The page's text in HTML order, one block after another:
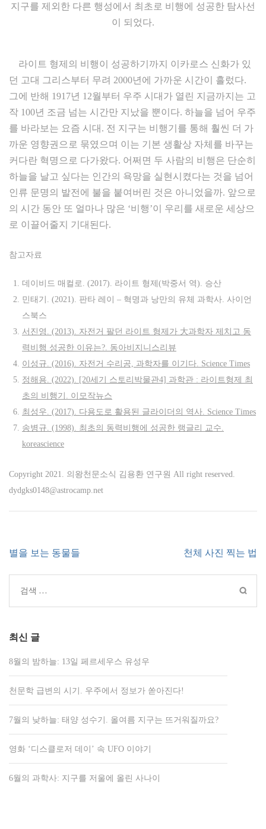
지구를 제외한 다른 행성에서 최초로 비행에 성공한 탐사선
이 되었다.
라이트 형제의 비행이 성공하기까지 이카로스 신화가 있
던 고대 그리스부터 무려 2000년에 가까운 시간이 흘렀다.
그에 반해 1917년 12월부터 우주 시대가 열린 지금까지는 고
작 100년 조금 넘는 시간만 지났을 뿐이다. 하늘을 넘어 우주
를 바라보는 요즘 시대. 전 지구는 비행기를 통해 훨씬 더 가
까운 영향권으로 묶였으며 이는 기본 생활상 자체를 바꾸는
커다란 혁명으로 다가왔다. 어쩌면 두 사람의 비행은 단순히
하늘을 날고 싶다는 인간의 욕망을 실현시켰다는 것을 넘어
인류 문명의 발전에 불을 붙여버린 것은 아니었을까. 앞으로
의 시간 동안 또 얼마나 많은 ‘비행’이 우리를 새로운 세상으
로 이끌어줄지 기대된다.
참고자료
데이비드 매컬로. (2017). 라이트 형제(박중서 역). 승산
민태기. (2021). 판타 레이 – 혁명과 낭만의 유체 과학사. 사이언
스북스
서진영. (2013). 자전거 팔던 라이트 형제가 大과학자 제치고 동
력비행 성공한 이유는?. 동아비지니스리뷰
이성규. (2016). 자전거 수리공, 과학자를 이기다. Science Times
정해용. (2022). [20세기 스토리박물관4] 과학관 : 라이트형제 최
초의 비행기. 이모작뉴스
최성우. (2017). 다용도로 활용된 글라이더의 역사. Science Times
송병규. (1998). 최초의 동력비행에 성공한 랭글리 교수.
koreascience
Copyright 2021. 의왕천문소식 김용환 연구원 All right reserved.
dydgks0148@astrocamp.net
글
게
이
별을 보는 동물들 천체 사진 찍는 법
검
최신 글
8월의 밤하늘: 13일 페르세우스 유성우
천문학 급변의 시기. 우주에서 정보가 쏟아진다!
7월의 낮하늘: 태양 성수기. 올여름 지구는 뜨거워질까요?
영화 ‘디스클로저 데이’ 속 UFO 이야기
6월의 과학사: 지구를 저울에 올린 사나이